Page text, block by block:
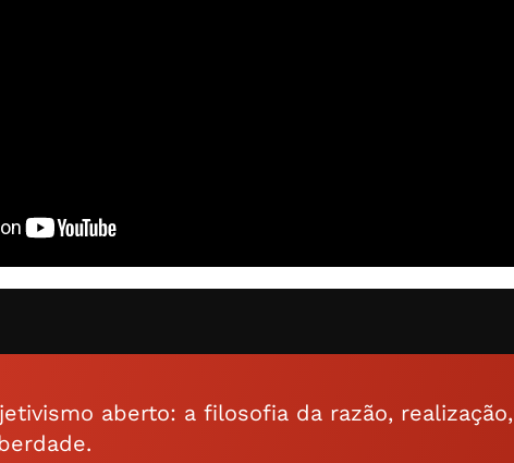
aberto: a filosofia da razão, realização,